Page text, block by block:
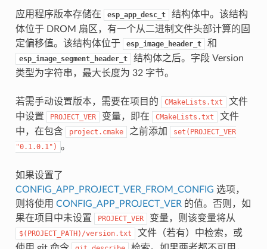
应用程序版本存储在 esp_app_desc_t
结构体中。该结构
体位于 DROM 扇区，有一个从二进制文件头部计算的固
定偏移值。该结构体位于
esp_image_header_t 和
esp_image_segment_header_t
结构体之后。字段 Version
类型为字符串，最大长度为 32 字节。
若需手动设置版本，需要在项目的 CMakeLists.txt
文件
中设置
PROJECT_VER 变量，即在 CMakeLists.txt
文件
中，在包含
project.cmake 之前添加
set(PROJECT_VER
"0.1.0.1") 。
如果设置了
CONFIG_APP_PROJECT_VER_FROM_CONFIG 选项，
则将使用 CONFIG_APP_PROJECT_VER 的值。否则，如
果在项目中未设置
PROJECT_VER 变量，则该变量将从
$(PROJECT_PATH)/version.txt
文件（若有）中检索，或